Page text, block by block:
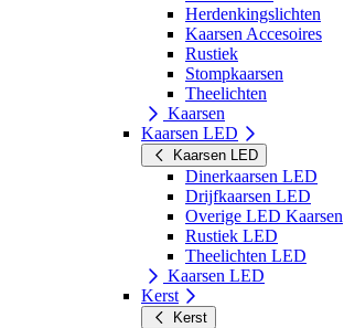
Herdenkingslichten
Kaarsen Accesoires
Rustiek
Stompkaarsen
Theelichten
Kaarsen
Kaarsen LED
Kaarsen LED
Dinerkaarsen LED
Drijfkaarsen LED
Overige LED Kaarsen
Rustiek LED
Theelichten LED
Kaarsen LED
Kerst
Kerst